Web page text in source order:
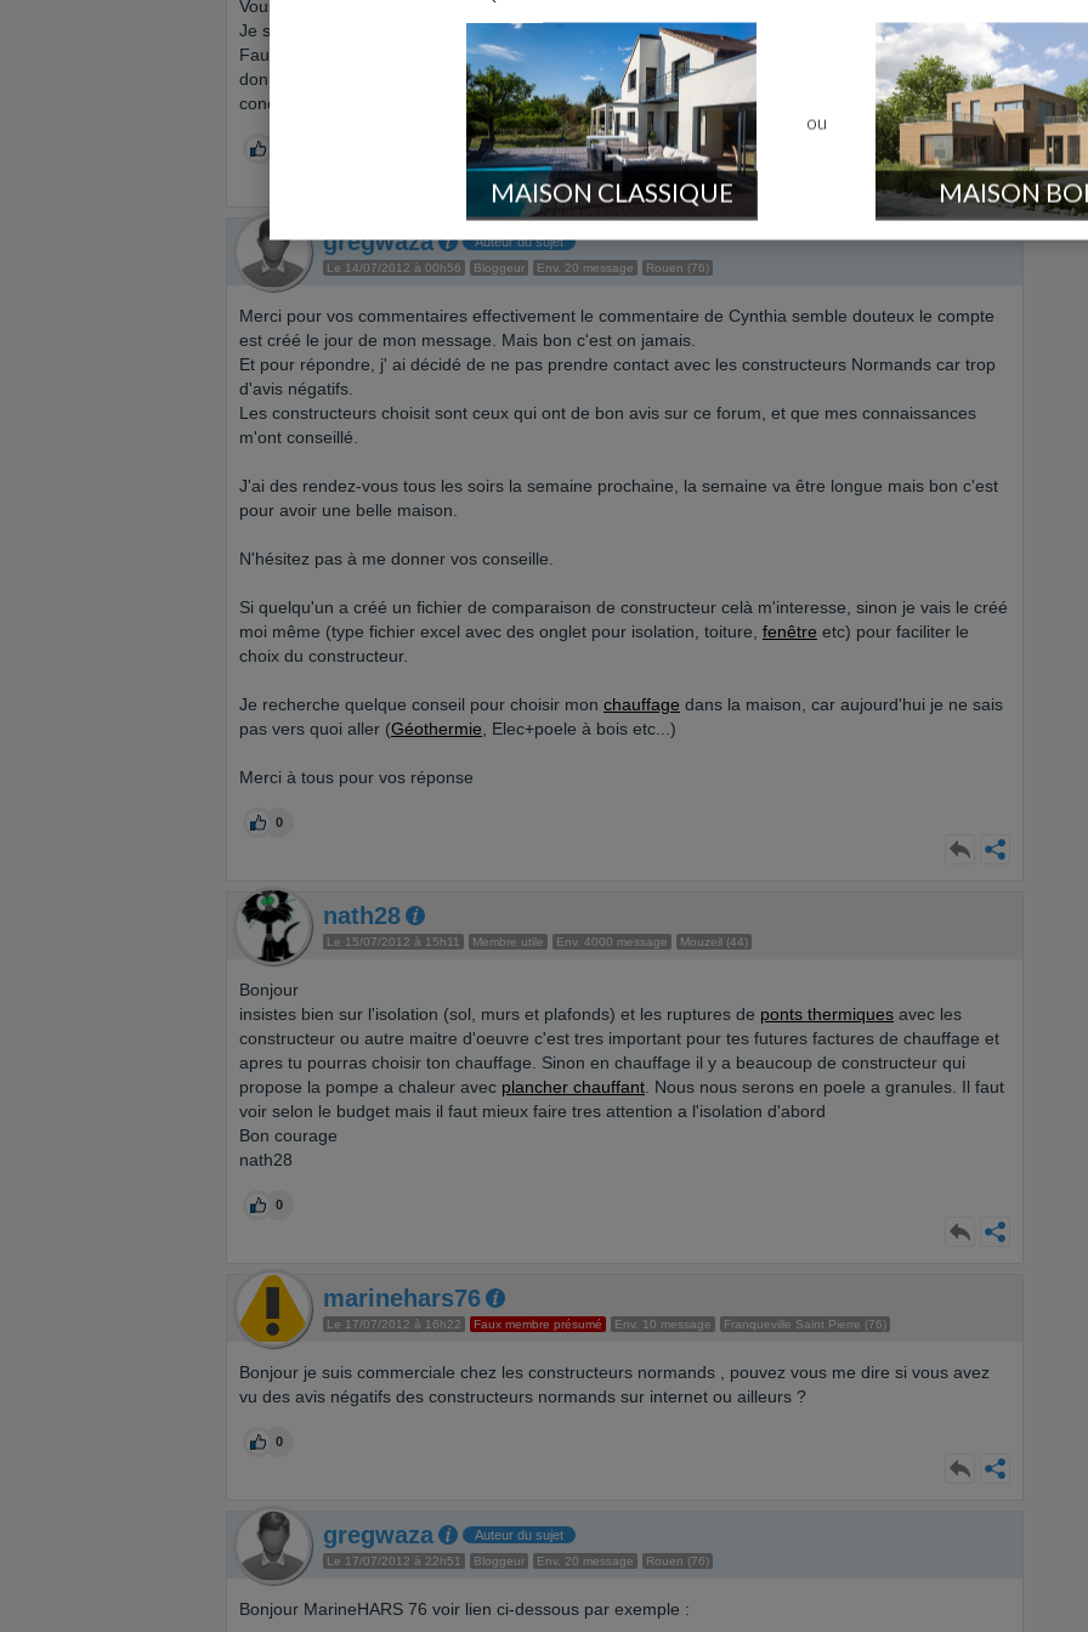
Vous avez totalement raison de vous méfiez ,
Je suis toute nouvelle sur ce forum et les constructeurs ne se gêne pas pour poster de
Faux commentaires sur certains forums que j'ai pu parcourir sur le net . en tous cas je voulais
donner mon avis mais c'est à vos de juger en comparant les constructeurs ,il faut faire marcher la
concurrence et surtout avoir un "coup de cœur "pour sa maison et pour le commercial .
gregwaza Auteur du sujet
Le 14/07/2012 à 00h56 Bloggeur Env. 20 message Rouen (76)
Merci pour vos commentaires effectivement le commentaire de Cynthia semble douteux le compte
est créé le jour de mon message. Mais bon c'est on jamais.
Et pour répondre, j' ai décidé de ne pas prendre contact avec les constructeurs Normands car trop
d'avis négatifs.
Les constructeurs choisit sont ceux qui ont de bon avis sur ce forum, et que mes connaissances
m'ont conseillé.
J'ai des rendez-vous tous les soirs la semaine prochaine, la semaine va être longue mais bon c'est
pour avoir une belle maison.
N'hésitez pas à me donner vos conseille.
Si quelqu'un a créé un fichier de comparaison de constructeur celà m'interesse, sinon je vais le créé
moi même (type fichier excel avec des onglet pour isolation, toiture, fenêtre etc) pour faciliter le
choix du constructeur.
Je recherche quelque conseil pour choisir mon chauffage dans la maison, car aujourd'hui je ne sais
pas vers quoi aller (Géothermie , Elec+poele à bois etc...)
Merci à tous pour vos réponse
0
nath28
Le 15/07/2012 à 15h11 Membre utile Env. 4000 message Mouzeil (44)
Bonjour
insistes bien sur l'isolation (sol, murs et plafonds) et les ruptures de ponts thermiques avec les
constructeur ou autre maitre d'oeuvre c'est tres important pour tes futures factures de chauffage et
apres tu pourras choisir ton chauffage. Sinon en chauffage il y a beaucoup de constructeur qui
propose la pompe a chaleur avec plancher chauffant . Nous nous serons en poele a granules. Il faut
voir selon le budget mais il faut mieux faire tres attention a l'isolation d'abord
Bon courage
nath28
0
marinehars76
Le 17/07/2012 à 16h22 Faux membre présumé Env. 10 message Franqueville Saint Pierre (76)
Bonjour je suis commerciale chez les constructeurs normands , pouvez vous me dire si vous avez
vu des avis négatifs des constructeurs normands sur internet ou ailleurs ?
0
gregwaza Auteur du sujet
Le 17/07/2012 à 22h51 Bloggeur Env. 20 message Rouen (76)
Bonjour MarineHARS 76 voir lien ci-dessous par exemple :
MAISON CLASSIQUE
ou
MAISON